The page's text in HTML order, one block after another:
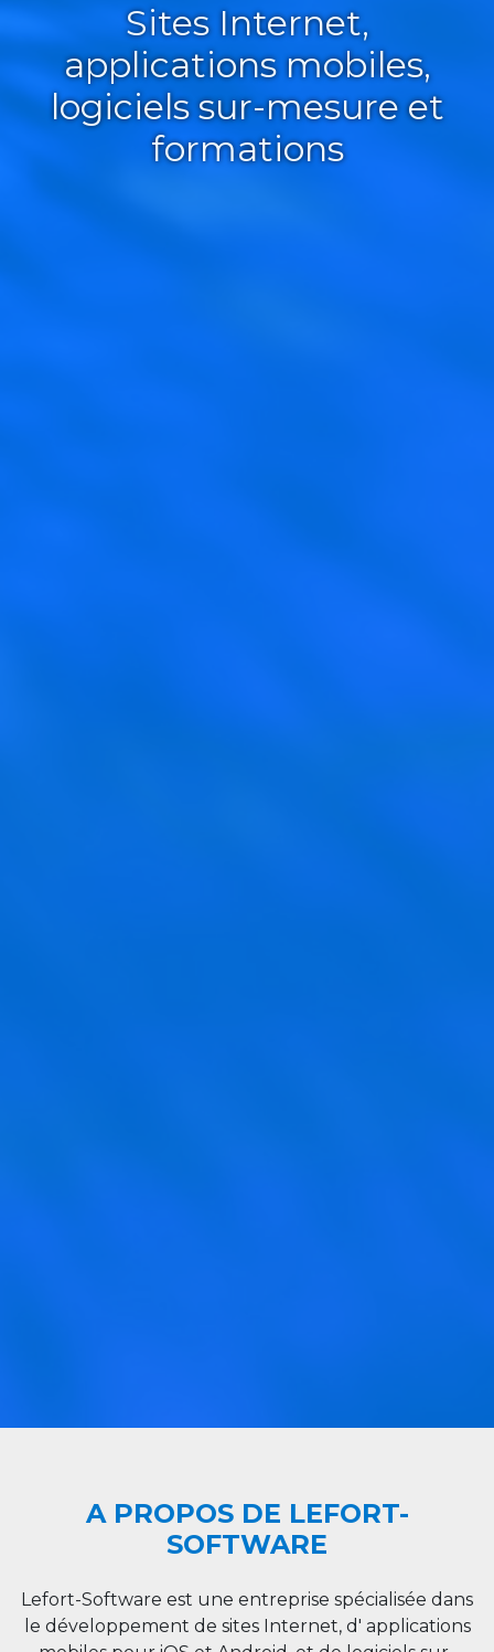
Sites Internet,
applications mobiles,
logiciels sur-mesure et
formations
A PROPOS DE LEFORT-
SOFTWARE
Lefort-Software est une entreprise spécialisée dans
le développement de sites Internet, d' applications